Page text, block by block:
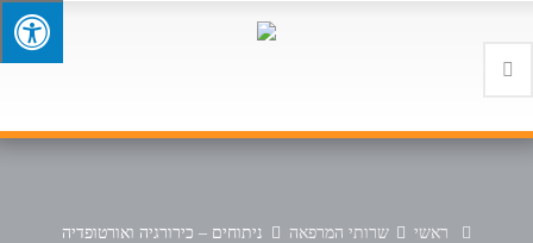
ראשי שרותי המרפאה ניתוחים – כירורגיה ואורטופדיה